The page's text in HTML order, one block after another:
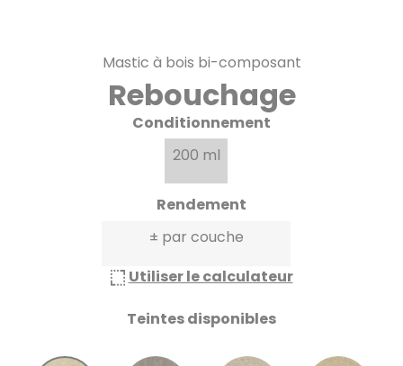
Mastic à bois bi-composant
Rebouchage
Conditionnement
200 ml
Rendement
± par couche
Utiliser le calculateur
Teintes disponibles